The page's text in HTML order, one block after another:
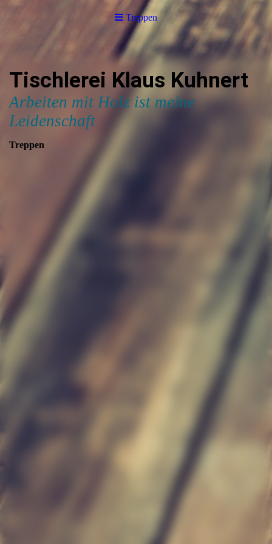
Treppen
Tischlerei Klaus Kuhnert
Arbeiten mit Holz ist meine
Leidenschaft
Treppen